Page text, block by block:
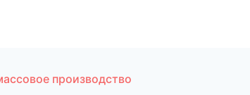
производство